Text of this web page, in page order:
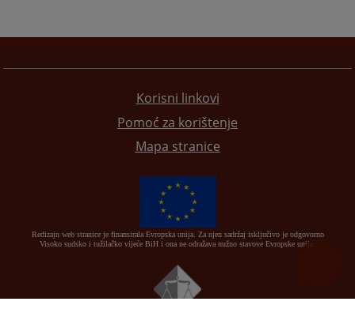
Korisni linkovi
Pomoć za korištenje
Mapa stranice
Redizajn web stranice je finansirala Evropska unija. Za njen sadržaj isključivo je odgovorno
Visoko sudsko i tužilačko vijeće BiH i ona ne odražava nužno stavove Evropske unije.